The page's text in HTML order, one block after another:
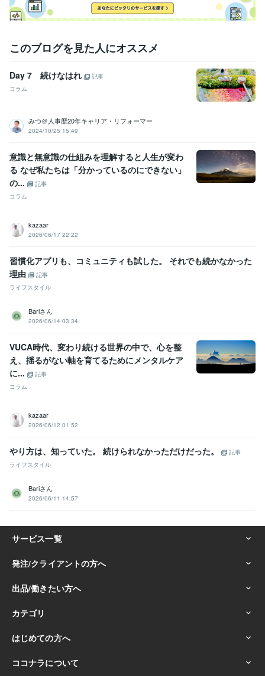
得意分野
学習指導・資格・キャリア相談 聞き出すコーチング
京都大学 2006年3月 ~ 2010年2月
このブログを見た人にオススメ
Day 7 続けなはれ
記事
コラム
みつ＠人事歴20年キャリア・リフォーマー
2024/10/25 15:49
意識と無意識の仕組みを理解すると人生が変わ
る なぜ私たちは「分かっているのにできない」
の...
記事
コラム
kazaar
2026/06/17 22:22
習慣化アプリも、コミュニティも試した。 それでも続かなかった
理由
記事
ライフスタイル
Bariさん
2026/06/14 03:34
VUCA時代、変わり続ける世界の中で、心を整
え、揺るがない軸を育てるためにメンタルケア
に...
記事
コラム
kazaar
2026/06/12 01:52
やり方は、知っていた。 続けられなかっただけだった。
記事
ライフスタイル
Bariさん
2026/06/11 14:57